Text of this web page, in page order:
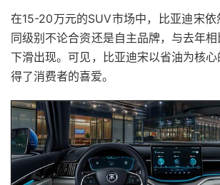
在15-20万元的SUV市场中，比亚迪宋依
同级别不论合资还是自主品牌，与去年
下滑出现。可见，比亚迪宋以省油为核
得了消费者的喜爱。